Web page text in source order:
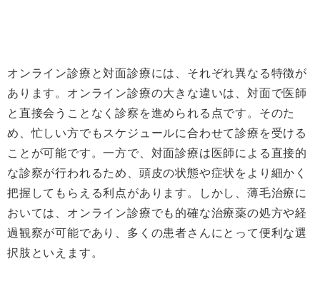
オンライン診療と対面診療には、それぞれ異なる特徴が
あります。オンライン診療の大きな違いは、対面で医師
と直接会うことなく診察を進められる点です。そのた
め、忙しい方でもスケジュールに合わせて診療を受ける
ことが可能です。一方で、対面診療は医師による直接的
な診察が行われるため、頭皮の状態や症状をより細かく
把握してもらえる利点があります。しかし、薄毛治療に
おいては、オンライン診療でも的確な治療薬の処方や経
過観察が可能であり、多くの患者さんにとって便利な選
択肢といえます。